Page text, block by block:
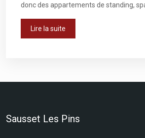
donc des appartements de standing,
Lire la suite
Sausset Les Pins